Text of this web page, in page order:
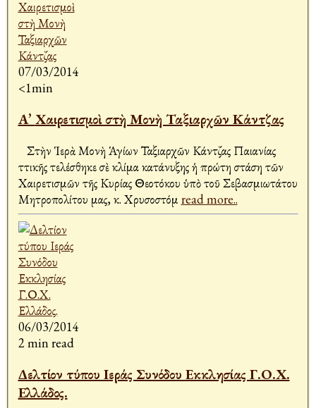
07/03/2014
<1min
Α’ Χαιρετισμοὶ στὴ Μονὴ Ταξιαρχῶν Κάντζας
Στὴν Ἱερὰ Μονὴ Ἁγίων Ταξιαρχῶν Κάντζας Παιανίας
Ἀττικῆς τελέσθηκε σὲ κλίμα κατάνυξης ἡ πρώτη στάση τῶν
Χαιρετισμῶν τῆς Κυρίας Θεοτόκου ὑπὸ τοῦ Σεβασμιωτάτου
Μητροπολίτου μας, κ. Χρυσοστόμ read more..
06/03/2014
2 min read
Δελτίον τύπου Ιεράς Συνόδου Εκκλησίας Γ.Ο.Χ.
Ελλάδος.